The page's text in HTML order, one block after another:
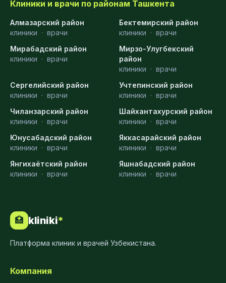
Клиники и врачи по районам Ташкента
Алмазарский район
клиники · врачи
Бектемирский район
клиники · врачи
Мирабадский район
клиники · врачи
Мирзо-Улугбекский
район
клиники · врачи
Сергелийский район
клиники · врачи
Учтепинский район
клиники · врачи
Чиланзарский район
клиники · врачи
Шайхантахурский район
клиники · врачи
Юнусабадский район
клиники · врачи
Яккасарайский район
клиники · врачи
Янгихаётский район
клиники · врачи
Яшнабадский район
клиники · врачи
🏥 kliniki*
Платформа клиник и врачей Узбекистана.
Компания